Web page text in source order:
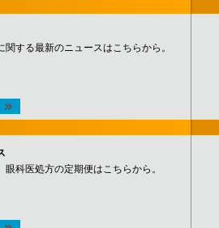
関する最新のニュースはこちらから。
眼科医処方の定期便はこちらから。